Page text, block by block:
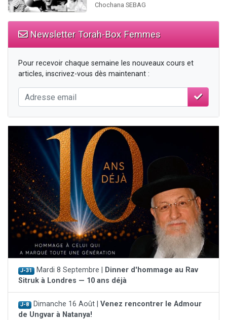
Chochana SEBAG
Newsletter Torah-Box Femmes
Pour recevoir chaque semaine les nouveaux cours et
articles, inscrivez-vous dès maintenant :
J-31 Mardi 8 Septembre |
Dinner d'hommage au Rav
Sitruk à Londres — 10 ans déjà
J-8 Dimanche 16 Août | Venez rencontrer le Admour
de Ungvar à Natanya!